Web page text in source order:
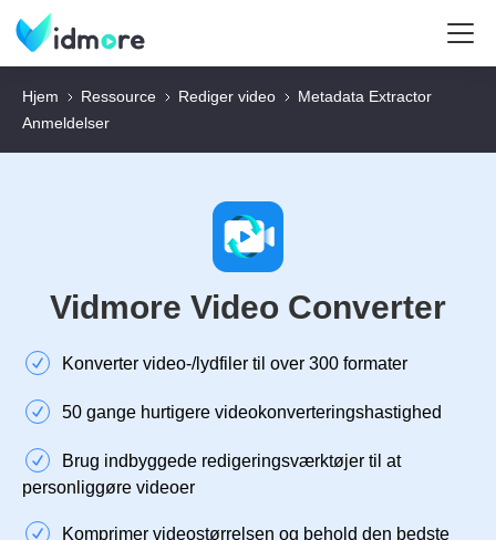
Hjem Ressource Rediger video
Metadata Extractor
Anmeldelser
Vidmore Video Converter
Konverter video-/lydfiler til over 300 formater
50 gange hurtigere videokonverteringshastighed
Brug indbyggede redigeringsværktøjer til at
personliggøre videoer
Komprimer videostørrelsen og behold den bedste